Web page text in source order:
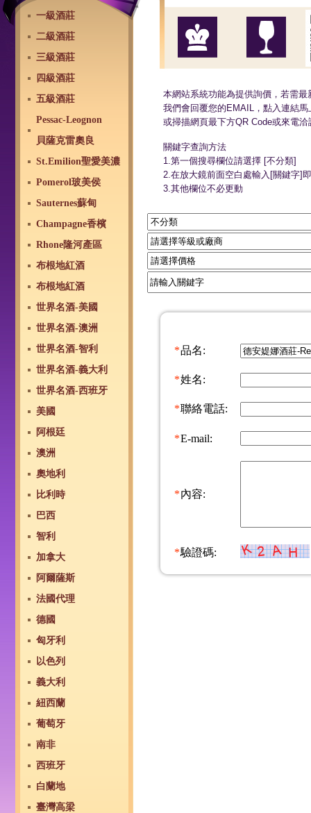
一級酒莊
二級酒莊
三級酒莊
四級酒莊
五級酒莊
Pessac-Leognon
貝薩克雷奧良
St.Emilion聖愛美濃
Pomerol玻美侯
Sauternes蘇甸
Champagne香檳
Rhone隆河產區
布根地紅酒
布根地紅酒
世界名酒-美國
世界名酒-澳洲
世界名酒-智利
世界名酒-義大利
世界名酒-西班牙
美國
阿根廷
澳洲
奧地利
比利時
巴西
智利
加拿大
阿爾薩斯
法國代理
德國
匈牙利
以色列
義大利
紐西蘭
葡萄牙
南非
西班牙
白蘭地
臺灣高梁
本網站系統功能為提供詢價，若需
我們會回覆您的EMAIL，點入連結
或掃描網頁最下方QR Code或來電洽
關鍵字查詢方法
1.第一個搜尋欄位請選擇 [不分類]
2.在放大鏡前面空白處輸入[關鍵字]
3.其他欄位不必更動
*品名:
*姓名:
*聯絡電話:
*E-mail:
*內容:
*驗證碼: